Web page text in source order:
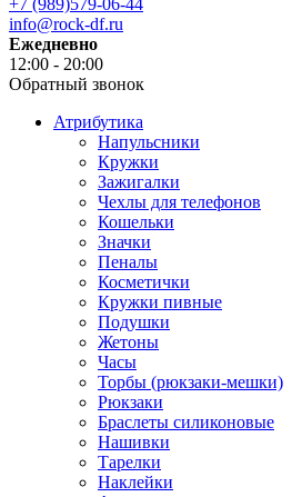
+7 (989)579-06-44
info@rock-df.ru
Ежедневно
12:00 - 20:00
Обратный звонок
Атрибутика
Напульсники
Кружки
Зажигалки
Чехлы для телефонов
Кошельки
Значки
Пеналы
Косметички
Кружки пивные
Подушки
Жетоны
Часы
Торбы (рюкзаки-мешки)
Рюкзаки
Браслеты силиконовые
Нашивки
Тарелки
Наклейки